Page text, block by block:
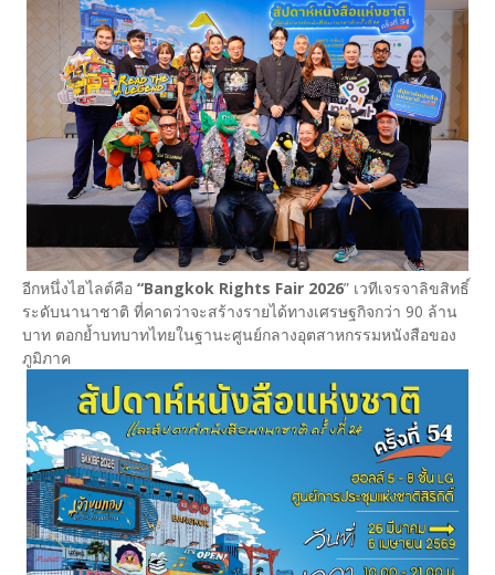
อีกหนึ่งไฮไลต์คือ “Bangkok Rights Fair 2026” เวทีเจรจาลิขสิทธิ์
ระดับนานาชาติ ที่คาดว่าจะสร้างรายได้ทางเศรษฐกิจกว่า 90 ล้าน
บาท ตอกย้ำบทบาทไทยในฐานะศูนย์กลางอุตสาหกรรมหนังสือของ
ภูมิภาค